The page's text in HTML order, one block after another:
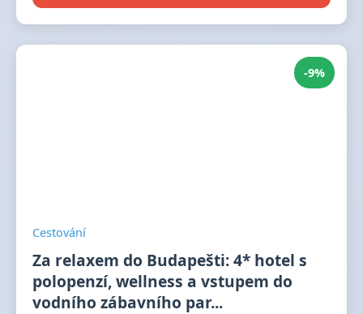
-9%
Cestování
Za relaxem do Budapešti: 4* hotel s
polopenzí, wellness a vstupem do
vodního zábavního par...